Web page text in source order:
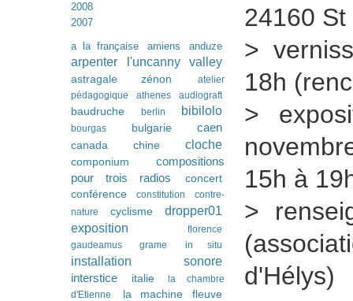
2008
2007
a la française
amiens anduze
arpenter l'uncanny valley
astragale zénon
atelier
pédagogique
athenes audiograft
baudruche berlin bibilolo
bourgas bulgarie caen
canada chine cloche
componium
compositions
pour trois radios
concert
conférence
constitution
contre-
nature
cyclisme
dropper01
exposition
florence
gaudeamus
grame in situ
installation sonore
interstice italie
la chambre
d'Etienne
la machine fleuve
24160
>
18h
>
15h à
>
d'Hélys)